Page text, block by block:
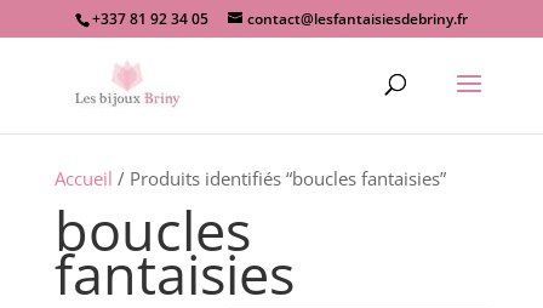
+337 81 92 34 05 contact@lesfantaisiesdebriny.fr
Accueil / Produits identifiés “boucles fantaisies”
boucles
fantaisies